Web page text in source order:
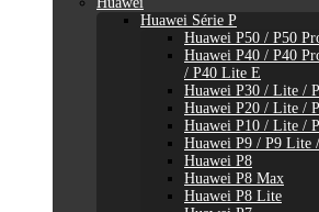
Huawei Série P
Huawei P50 / P50
Huawei P40 / P40
/ P40 Lite E
Huawei P30 / Lite /
Huawei P20 / Lite /
Huawei P10 / Lite /
Huawei P9 / P9 Lite
Huawei P8
Huawei P8 Max
Huawei P8 Lite